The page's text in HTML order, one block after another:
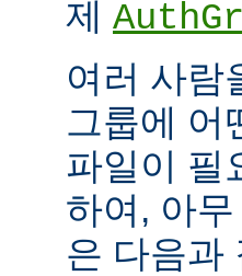
제
여러 사람
그룹에 어
파일이 필
하여, 아
은 다음과